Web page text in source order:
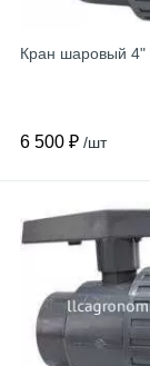
Кран шаровый 4"
6 500 ₽ /шт